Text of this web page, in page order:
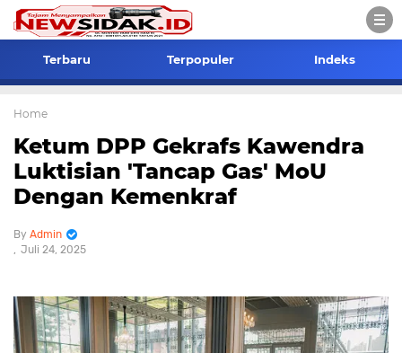
Terbaru Terpopuler Indeks
Home
Ketum DPP Gekrafs Kawendra
Luktisian 'Tancap Gas' MoU
Dengan Kemenkraf
Admin
Juli 24, 2025